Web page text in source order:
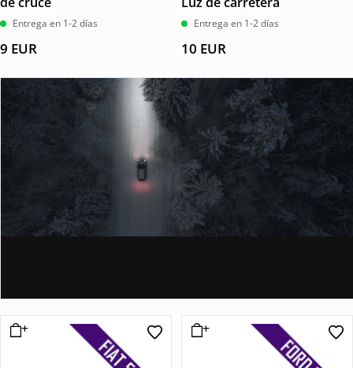
Entrega en 1-2 días
9 EUR
Entrega en 1-2 días
10 EUR